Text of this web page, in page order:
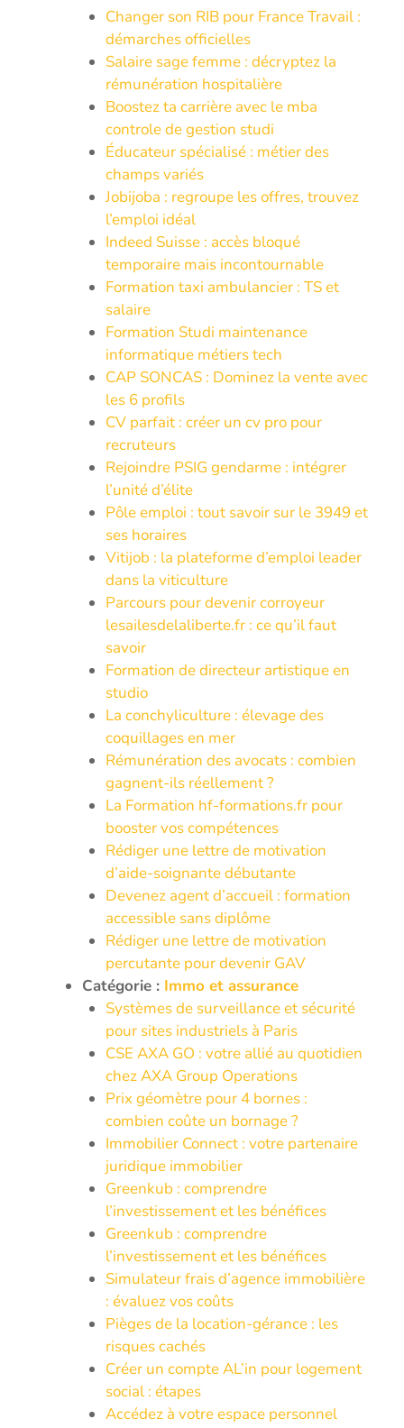
Changer son RIB pour France Travail :
démarches officielles
Salaire sage femme : décryptez la
rémunération hospitalière
Boostez ta carrière avec le mba
controle de gestion studi
Éducateur spécialisé : métier des
champs variés
Jobijoba : regroupe les offres, trouvez
l’emploi idéal
Indeed Suisse : accès bloqué
temporaire mais incontournable
Formation taxi ambulancier : TS et
salaire
Formation Studi maintenance
informatique métiers tech
CAP SONCAS : Dominez la vente avec
les 6 profils
CV parfait : créer un cv pro pour
recruteurs
Rejoindre PSIG gendarme : intégrer
l’unité d’élite
Pôle emploi : tout savoir sur le 3949 et
ses horaires
Vitijob : la plateforme d’emploi leader
dans la viticulture
Parcours pour devenir corroyeur
lesailesdelaliberte.fr : ce qu’il faut
savoir
Formation de directeur artistique en
studio
La conchyliculture : élevage des
coquillages en mer
Rémunération des avocats : combien
gagnent-ils réellement ?
La Formation hf-formations.fr pour
booster vos compétences
Rédiger une lettre de motivation
d’aide-soignante débutante
Devenez agent d’accueil : formation
accessible sans diplôme
Rédiger une lettre de motivation
percutante pour devenir GAV
Catégorie : Immo et assurance
Systèmes de surveillance et sécurité
pour sites industriels à Paris
CSE AXA GO : votre allié au quotidien
chez AXA Group Operations
Prix géomètre pour 4 bornes :
combien coûte un bornage ?
Immobilier Connect : votre partenaire
juridique immobilier
Greenkub : comprendre
l’investissement et les bénéfices
Greenkub : comprendre
l’investissement et les bénéfices
Simulateur frais d’agence immobilière
: évaluez vos coûts
Pièges de la location-gérance : les
risques cachés
Créer un compte AL’in pour logement
social : étapes
Accédez à votre espace personnel